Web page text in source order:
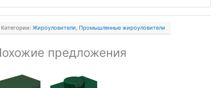
Категории:Жироуловители, Промышленные жироуловители
предложения